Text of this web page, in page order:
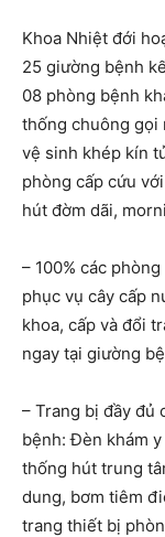
Khoa Nhiệt đới
25 giường bệnh
08 phòng bệnh
thống chuông gọi
vệ sinh khép kín
phòng cấp cứu
hút đờm dãi,
– 100% các
phục vụ cây cấp
khoa, cấp và đổi
ngay tại giường
– Trang bị đầy đủ
bệnh: Đèn khám
thống hút trung
dung, bơm tiêm
trang thiết bị